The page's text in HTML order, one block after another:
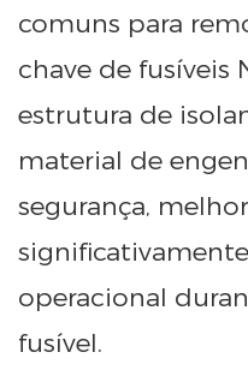
comuns para
chave de fusíveis
estrutura de
material de
segurança,
operacional
fusível.